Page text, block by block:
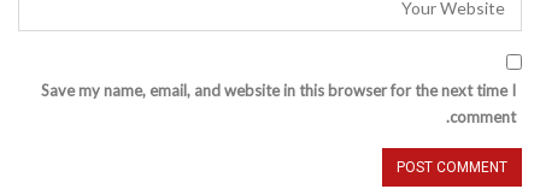
Save my name, email, and website in this browser for the next time I
comment.